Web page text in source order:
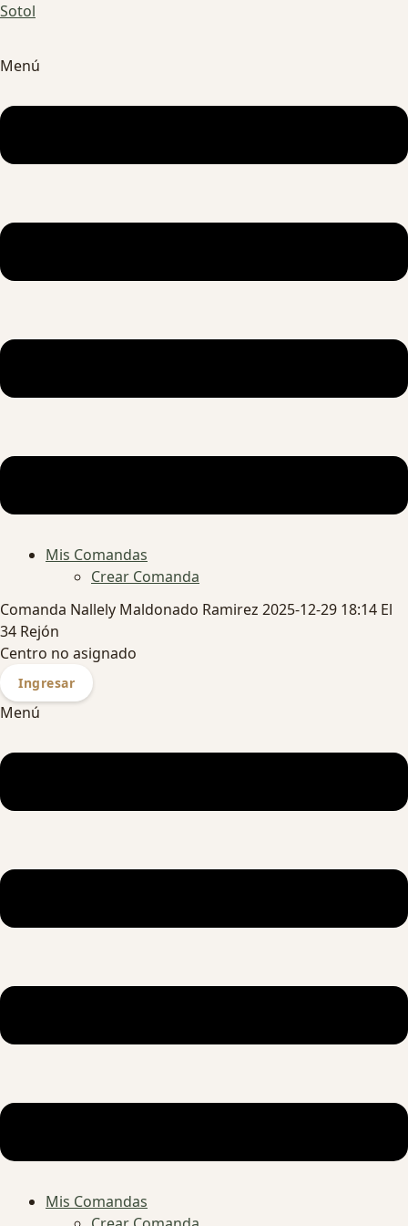
Sotol
Menú
Mis Comandas
Crear Comanda
Comanda Nallely Maldonado Ramirez 2025-12-29 18:14 El
34 Rejón
Centro no asignado
Ingresar
Menú
Mis Comandas